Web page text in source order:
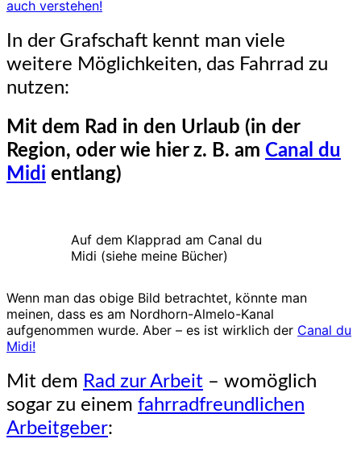
auch verstehen!
In der Grafschaft kennt man viele
weitere Möglichkeiten, das Fahrrad zu
nutzen:
Mit dem Rad in den Urlaub (in der
Region, oder wie hier z. B. am Canal du
Midi entlang)
Auf dem Klapprad am Canal du
Midi (siehe meine Bücher)
Wenn man das obige Bild betrachtet, könnte man
meinen, dass es am Nordhorn-Almelo-Kanal
aufgenommen wurde. Aber – es ist wirklich der Canal du
Midi!
Mit dem Rad zur Arbeit – womöglich
sogar zu einem fahrradfreundlichen
Arbeitgeber: